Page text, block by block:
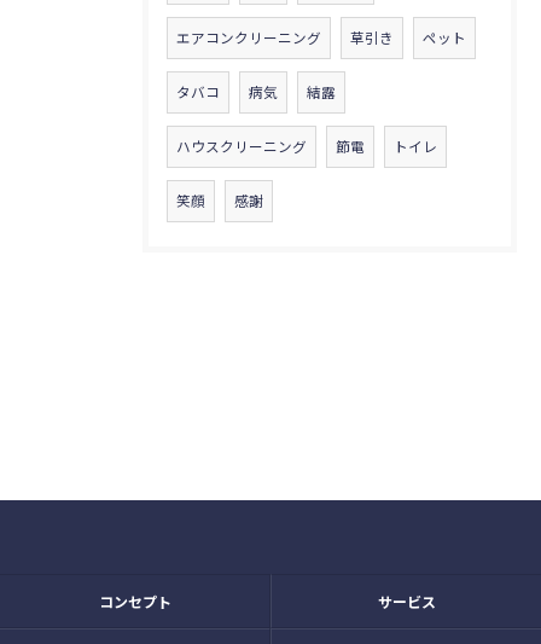
エアコンクリーニング 草引き ペット
タバコ 病気 結露
ハウスクリーニング 節電 トイレ
笑顔 感謝
コンセプト サービス